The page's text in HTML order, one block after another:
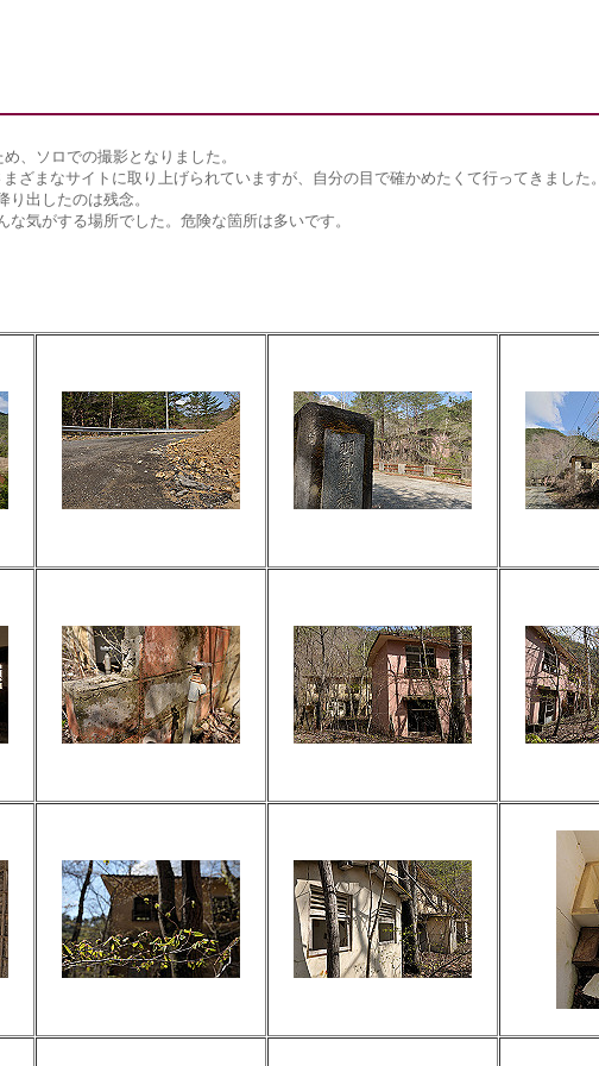
、ソロでの撮影となりました。
ざまなサイトに取り上げられていますが、自分の目で確かめたくて行ってきました。
出したのは残念。
気がする場所でした。危険な箇所は多いです。